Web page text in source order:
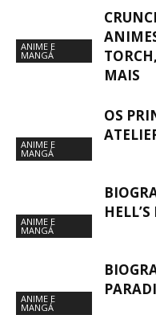
ANIME E
MANGÁ
MAIS
ANIME E
MANGÁ
OS
ANIME E
MANGÁ
ANIME E
MANGÁ